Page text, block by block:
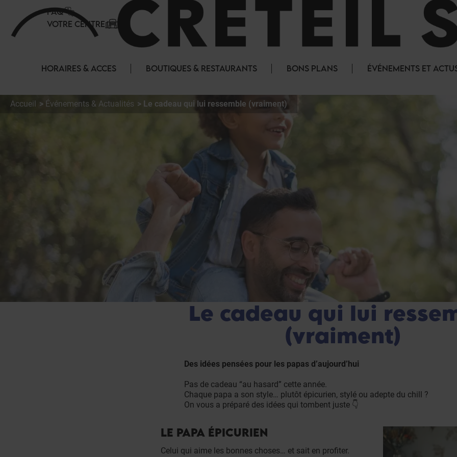
FAQ
VOTRE CENTRE
HORAIRES & ACCES BOUTIQUES & RESTAURANTS BONS PLANS ÉVÉNEMENTS ET
Accueil Événements & Actualités Le cadeau qui lui ressemble (vraiment)
Le cadeau qui lui
(vraiment)
Des idées pensées pour les papas d’aujourd’hui
Pas de cadeau “au hasard” cette année.
Chaque papa a son style… plutôt épicurien, stylé ou adepte du chill ?
On vous a préparé des idées qui tombent juste 👇
LE PAPA ÉPICURIEN
Celui qui aime les bonnes choses… et sait en profiter.
Panneau de gestion des cookies